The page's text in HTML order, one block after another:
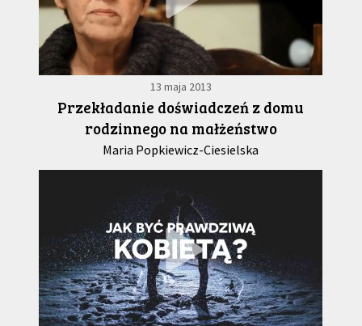
13 maja 2013
Przekładanie doświadczeń z domu
rodzinnego na małżeństwo
Maria Popkiewicz-Ciesielska